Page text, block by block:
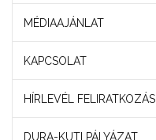
MÉDIAAJÁNLAT
KAPCSOLAT
HÍRLEVÉL FELIRATKOZÁS
DURA-KUTI PÁLYÁZAT